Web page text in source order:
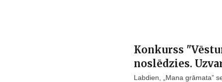
Konkurss
noslēdzies.
Labdien, „Mana grāmata”